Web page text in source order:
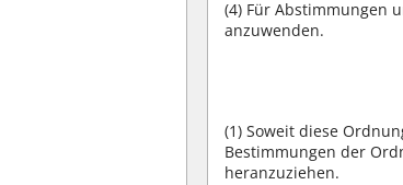
(4) Für Abstimmungen
anzuwenden.
(1) Soweit diese
Bestimmungen der
heranzuziehen.